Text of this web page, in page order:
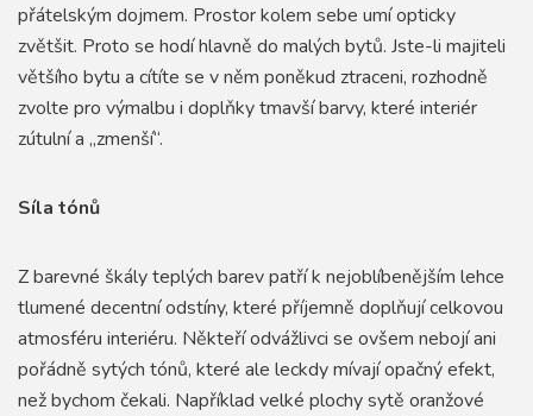
přátelským dojmem. Prostor kolem sebe umí opticky
zvětšit. Proto se hodí hlavně do malých bytů. Jste-li majiteli
většího bytu a cítíte se v něm poněkud ztraceni, rozhodně
zvolte pro výmalbu i doplňky tmavší barvy, které interiér
zútulní a „zmenší“.
Síla tónů
Z barevné škály teplých barev patří k nejoblíbenějším lehce
tlumené decentní odstíny, které příjemně doplňují celkovou
atmosféru interiéru. Někteří odvážlivci se ovšem nebojí ani
pořádně sytých tónů, které ale leckdy mívají opačný efekt,
než bychom čekali. Například velké plochy sytě oranžové